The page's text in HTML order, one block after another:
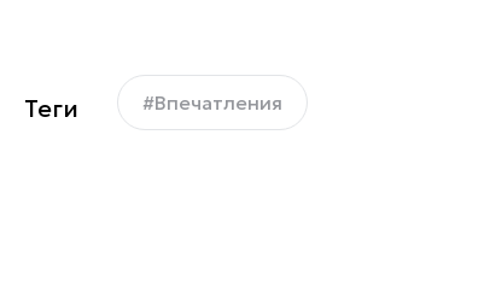
Теги #Впечатления